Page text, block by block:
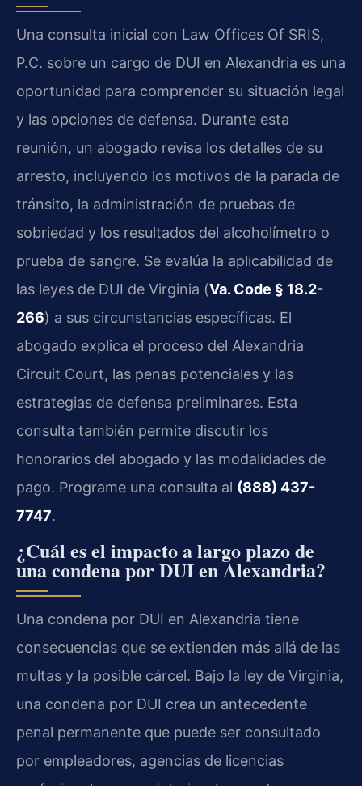
Una consulta inicial con Law Offices Of SRIS,
P.C. sobre un cargo de DUI en Alexandria es una
oportunidad para comprender su situación legal
y las opciones de defensa. Durante esta
reunión, un abogado revisa los detalles de su
arresto, incluyendo los motivos de la parada de
tránsito, la administración de pruebas de
sobriedad y los resultados del alcoholímetro o
prueba de sangre. Se evalúa la aplicabilidad de
las leyes de DUI de Virginia (Va. Code § 18.2-
266) a sus circunstancias específicas. El
abogado explica el proceso del Alexandria
Circuit Court, las penas potenciales y las
estrategias de defensa preliminares. Esta
consulta también permite discutir los
honorarios del abogado y las modalidades de
pago. Programe una consulta al (888) 437-
7747.
¿Cuál es el impacto a largo plazo de
una condena por DUI en Alexandria?
Una condena por DUI en Alexandria tiene
consecuencias que se extienden más allá de las
multas y la posible cárcel. Bajo la ley de Virginia,
una condena por DUI crea un antecedente
penal permanente que puede ser consultado
por empleadores, agencias de licencias